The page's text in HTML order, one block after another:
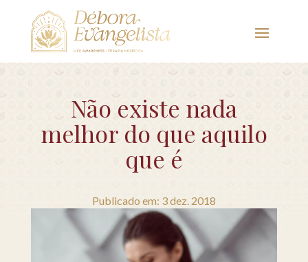
Não existe nada
melhor do que aquilo
que é
Publicado em: 3 dez. 2018